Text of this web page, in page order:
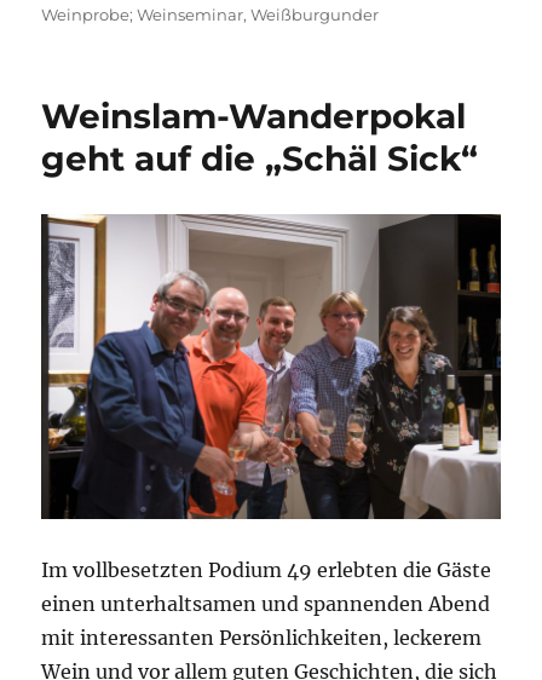
am
Weinprobe; Weinseminar,Weißburgunder
Weinslam-Wanderpokal
geht auf die „Schäl Sick“
Im vollbesetzten Podium 49 erlebten die Gäste
einen unterhaltsamen und spannenden Abend
mit interessanten Persönlichkeiten, leckerem
Wein und vor allem guten Geschichten, die sich